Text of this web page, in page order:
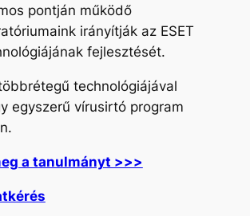
pontján működő
irányítják az ESET
fejlesztését.
technológiájával
egyszerű vírusirtó program
a tanulmányt >>>